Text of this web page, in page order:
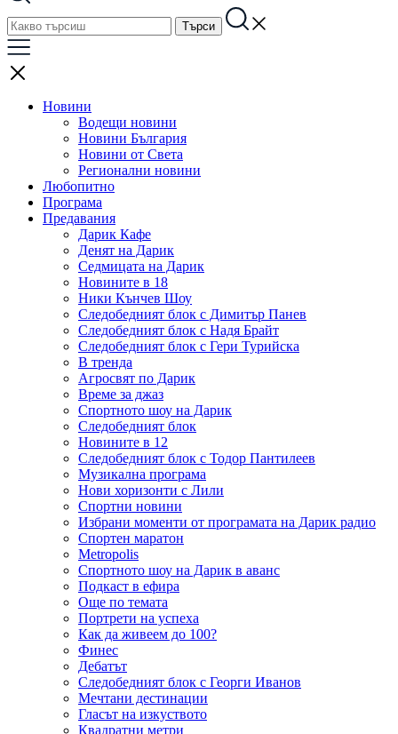
Новини
Водещи новини
Новини България
Новини от Света
Регионални новини
Любопитно
Програма
Предавания
Дарик Кафе
Денят на Дарик
Седмицата на Дарик
Новините в 18
Ники Кънчев Шоу
Следобедният блок с Димитър Панев
Следобедният блок с Надя Брайт
Следобедният блок с Гери Турийска
В тренда
Агросвят по Дарик
Време за джаз
Спортното шоу на Дарик
Следобедният блок
Новините в 12
Следобедният блок с Тодор Пантилеев
Музикална програма
Нови хоризонти с Лили
Спортни новини
Избрани моменти от програмата на Дарик радио
Спортен маратон
Metropolis
Спортното шоу на Дарик в аванс
Подкаст в ефира
Още по темата
Портрети на успеха
Как да живеем до 100?
Финес
Дебатът
Следобедният блок с Георги Иванов
Мечтани дестинации
Гласът на изкуството
Квадратни метри